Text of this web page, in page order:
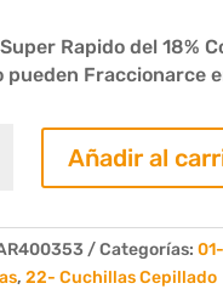
Rapido del 18%
pueden Fraccionarce
Añadir al
Categorías:
, 22- Cuchillas Cepillado